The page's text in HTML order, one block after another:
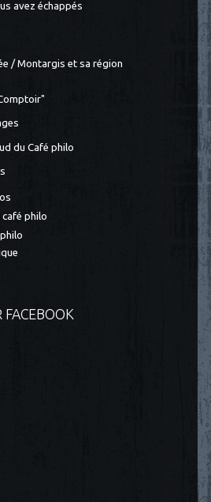
avez échappés
/ Montargis et sa région
du Café philo
philo
FACEBOOK